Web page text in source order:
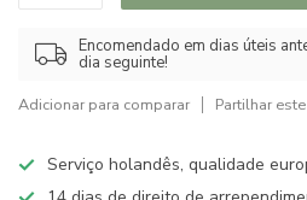
Encomendado em dias úteis
dia seguinte!
Adicionar para comparar Partilhar
Serviço holandês, qualidade